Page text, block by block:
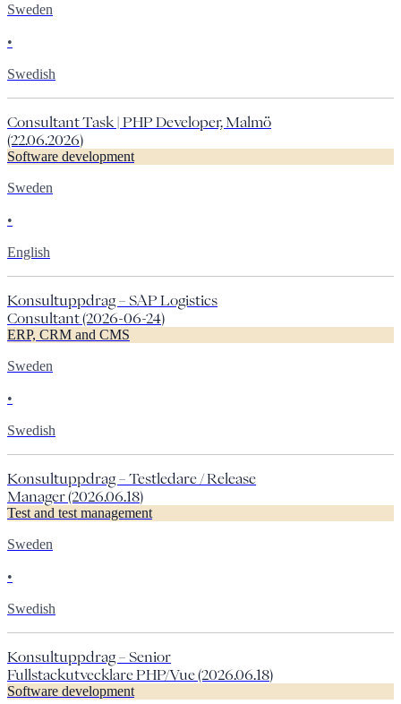
Sweden
•
Swedish
Consultant Task | PHP Developer, Malmö
(22.06.2026)
Software development
Sweden
•
English
Konsultuppdrag – SAP Logistics
Consultant (2026-06-24)
ERP, CRM and CMS
Sweden
•
Swedish
Konsultuppdrag – Testledare / Release
Manager (2026.06.18)
Test and test management
Sweden
•
Swedish
Konsultuppdrag – Senior
Fullstackutvecklare PHP/Vue (2026.06.18)
Software development